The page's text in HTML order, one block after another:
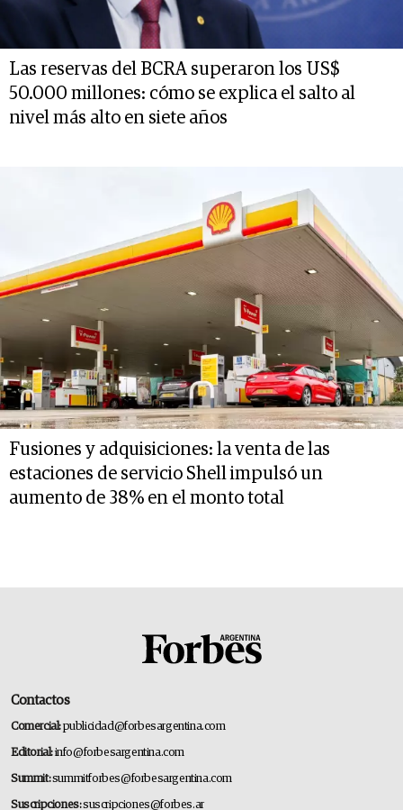
Las reservas del BCRA superaron los US$
50.000 millones: cómo se explica el salto al
nivel más alto en siete años
Fusiones y adquisiciones: la venta de las
estaciones de servicio Shell impulsó un
aumento de 38% en el monto total
Contactos
Comercial:publicidad@forbesargentina.com
Editorial:info@forbesargentina.com
Summit:summitforbes@forbesargentina.com
Suscripciones:suscripciones@forbes.ar